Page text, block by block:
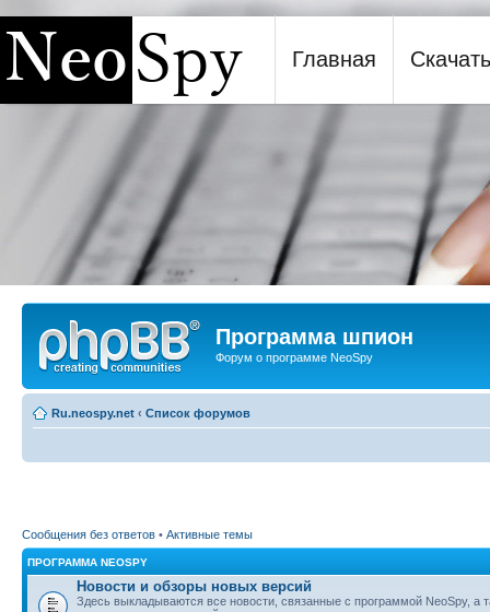
Программа шпион NeoSpy
Главная Скачать
Программа шпион
Форум о программе NeoSpy
Ru.neospy.net ‹ Список форумов
Сообщения без ответов • Активные темы
ПРОГРАММА NEOSPY
Новости и обзоры новых версий
Здесь выкладываются все новости, связанные с программой NeoSpy, а